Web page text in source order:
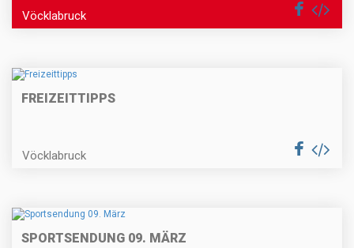
Vöcklabruck
FREIZEITTIPPS
Vöcklabruck
SPORTSENDUNG 09. MÄRZ